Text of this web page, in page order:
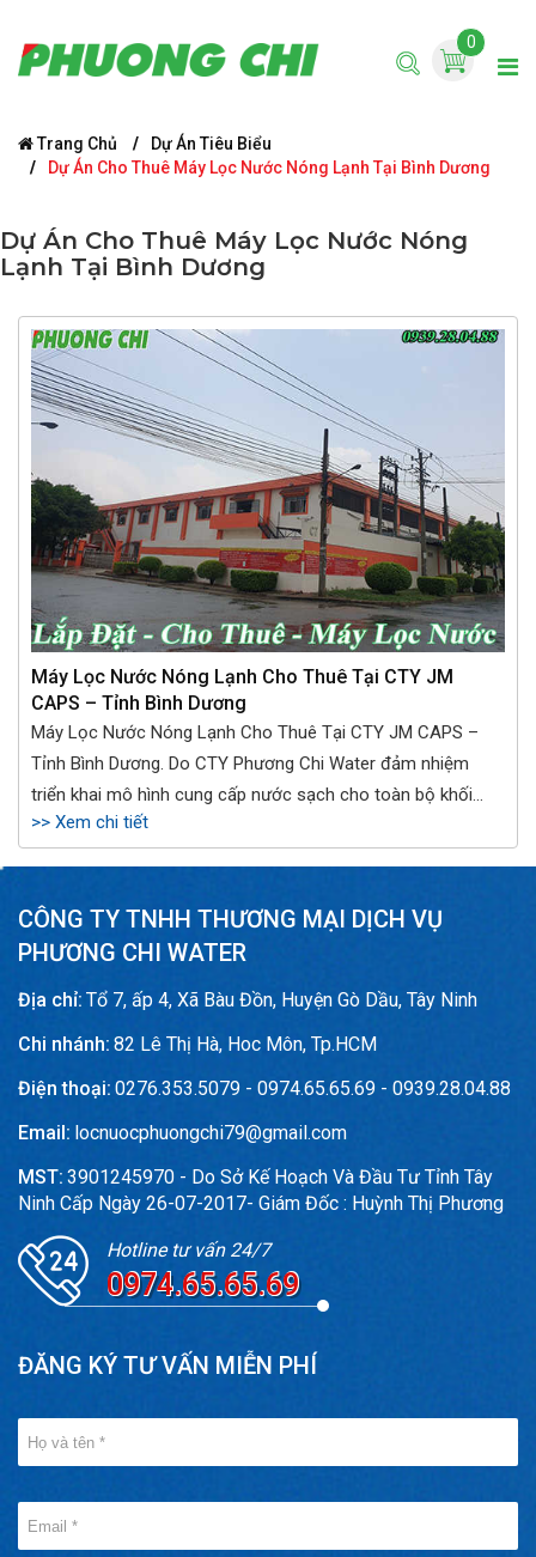
0
Trang Chủ
Dự Án Tiêu Biểu
Dự Án Cho Thuê Máy Lọc Nước Nóng Lạnh Tại Bình Dương
Dự Án Cho Thuê Máy Lọc Nước Nóng
Lạnh Tại Bình Dương
Máy Lọc Nước Nóng Lạnh Cho Thuê Tại CTY JM
CAPS – Tỉnh Bình Dương
Máy Lọc Nước Nóng Lạnh Cho Thuê Tại CTY JM CAPS –
Tỉnh Bình Dương. Do CTY Phương Chi Water đảm nhiệm
triển khai mô hình cung cấp nước sạch cho toàn bộ khối
nhân viên CTY JM CAPS tại Bình Dương.
>> Xem chi tiết
CÔNG TY TNHH THƯƠNG MẠI DỊCH VỤ
PHƯƠNG CHI WATER
Địa chỉ: Tổ 7, ấp 4, Xã Bàu Đồn, Huyện Gò Dầu, Tây Ninh
Chi nhánh: 82 Lê Thị Hà, Hoc Môn, Tp.HCM
Điện thoại: 0276.353.5079 - 0974.65.65.69 - 0939.28.04.88
Email: locnuocphuongchi79@gmail.com
MST: 3901245970 - Do Sở Kế Hoạch Và Đầu Tư Tỉnh Tây
Ninh Cấp Ngày 26-07-2017- Giám Đốc : Huỳnh Thị Phương
Hotline tư vấn 24/7
0974.65.65.69
ĐĂNG KÝ TƯ VẤN MIỄN PHÍ